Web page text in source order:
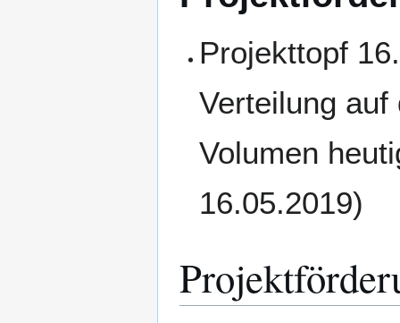
Projekttopf
Verteilung
Volumen
16.05.2019)